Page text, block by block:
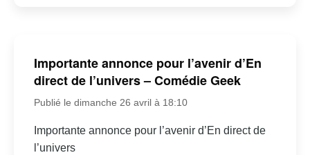
Importante annonce pour l’avenir d’En
direct de l’univers – Comédie Geek
Publié le dimanche 26 avril à 18:10
Importante annonce pour l’avenir d’En direct de
l’univers